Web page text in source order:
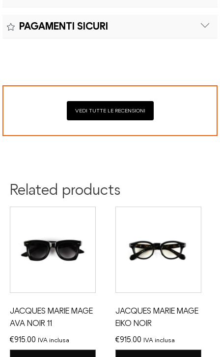
sostituzioni senza costi aggiuntivi.
spedizione e oneri doganali a carico del cliente.
PAGAMENTI SICURI
VEDI TUTTE LE RECENSIONI
Related products
JACQUES MARIE MAGE
AVA NOIR 11
€915.00 IVA inclusa
JACQUES MARIE MAGE
EIKO NOIR
€915.00 IVA inclusa